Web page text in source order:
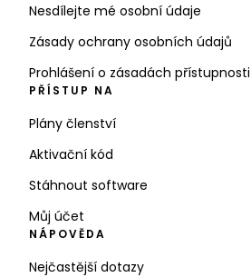
Nesdílejte mé osobní údaje
Zásady ochrany osobních údajů
Prohlášení o zásadách přístupnosti
PŘÍSTUP NA
Plány členství
Aktivační kód
Stáhnout software
Můj účet
NÁPOVĚDA
Nejčastější dotazy